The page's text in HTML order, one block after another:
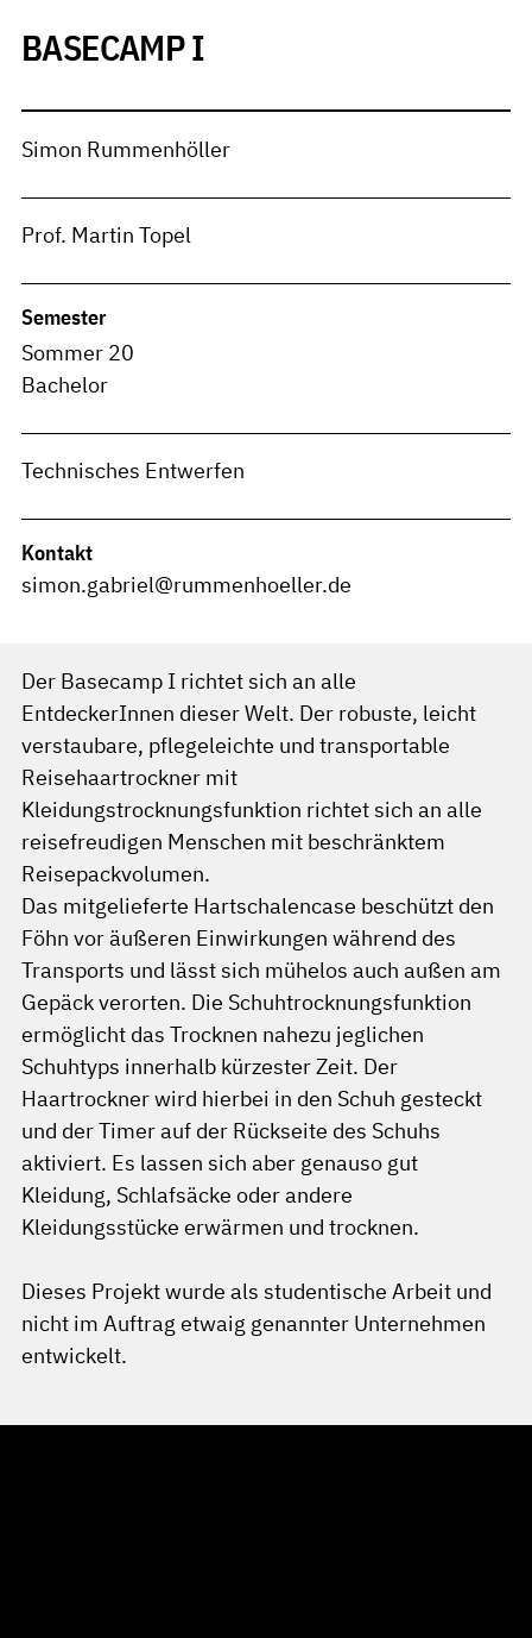
BASECAMP I
Simon Rummenhöller
Prof. Martin Topel
Semester
Sommer 20
Bachelor
Technisches Entwerfen
Kontakt
simon.gabriel@rummenhoeller.de
Der Basecamp I richtet sich an alle
EntdeckerInnen dieser Welt. Der robuste, leicht
verstaubare, pflegeleichte und transportable
Reisehaartrockner mit
Kleidungstrocknungsfunktion richtet sich an alle
reisefreudigen Menschen mit beschränktem
Reisepackvolumen.
Das mitgelieferte Hartschalencase beschützt den
Föhn vor äußeren Einwirkungen während des
Transports und lässt sich mühelos auch außen am
Gepäck verorten. Die Schuhtrocknungsfunktion
ermöglicht das Trocknen nahezu jeglichen
Schuhtyps innerhalb kürzester Zeit. Der
Haartrockner wird hierbei in den Schuh gesteckt
und der Timer auf der Rückseite des Schuhs
aktiviert. Es lassen sich aber genauso gut
Kleidung, Schlafsäcke oder andere
Kleidungsstücke erwärmen und trocknen.
Dieses Projekt wurde als studentische Arbeit und
nicht im Auftrag etwaig genannter Unternehmen
entwickelt.